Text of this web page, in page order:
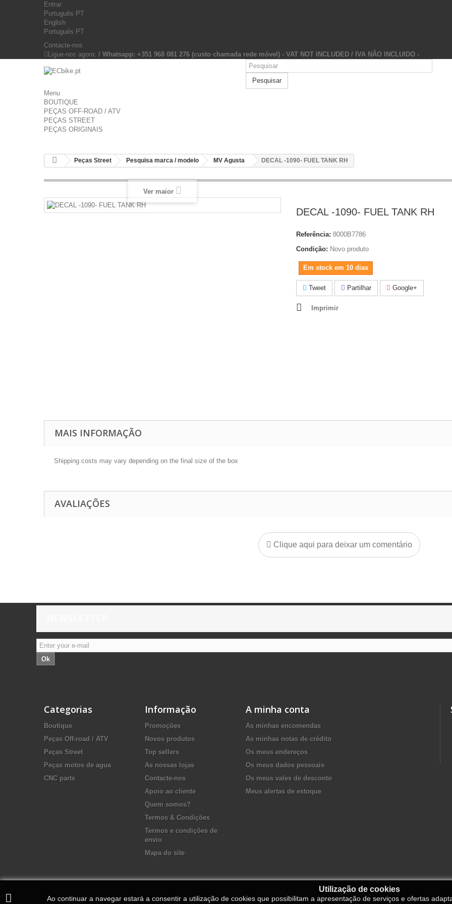
Entrar
Português PT
English
Português PT
Contacte-nos
Ligue-nos agora: / Whatsapp: +351 968 081 276 (custo chamada rede móvel) - VAT NOT INCLUDED / IVA NÃO INCLUIDO -
Pesquisar
Menu
BOUTIQUE
PEÇAS OFF-ROAD / ATV
PEÇAS STREET
PEÇAS ORIGINAIS
Peças Street Pesquisa marca / modelo MV Agusta DECAL -1090- FUEL TANK RH
Ver maior
DECAL -1090- FUEL TANK RH
Referência: 8000B7786
Condição: Novo produto
Em stock em 10 dias
Tweet Partilhar Google+
Imprimir
MAIS INFORMAÇÃO
Shipping costs may vary depending on the final size of the box
AVALIAÇÕES
Clique aqui para deixar um comentário
Ok
Categorias
Boutique
Peças Off-road / ATV
Peças Street
Peças motos de agua
CNC parts
Informação
Promoções
Novos produtos
Top sellers
As nossas lojas
Contacte-nos
Apoio ao cliente
Quem somos?
Termos & Condições
Termos e condições de
envio
Mapa do site
A minha conta
As minhas encomendas
As minhas notas de crédito
Os meus endereços
Os meus dados pessoais
Os meus vales de desconto
Meus alertas de estoque
Utilização de cookies
Ao continuar a navegar estará a consentir a utilização de cookies que possibilitam a apresentação de serviços e ofertas